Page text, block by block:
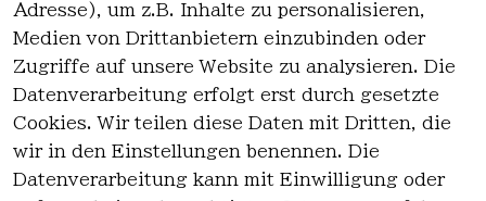
Adresse), um z.B. Inhalte zu personalisieren,
Medien von Drittanbietern einzubinden oder
Zugriffe auf unsere Website zu analysieren. Die
Datenverarbeitung erfolgt erst durch gesetzte
Cookies. Wir teilen diese Daten mit Dritten, die
wir in den Einstellungen benennen. Die
Datenverarbeitung kann mit Einwilligung oder
es
Kontakt
Kontakt